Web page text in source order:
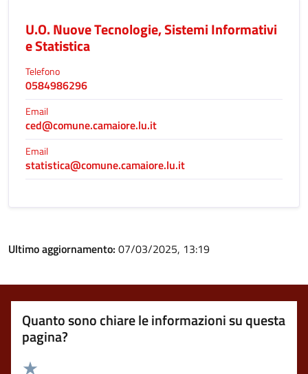
U.O. Nuove Tecnologie, Sistemi Informativi
e Statistica
Telefono
0584986296
Email
ced@comune.camaiore.lu.it
Email
statistica@comune.camaiore.lu.it
Ultimo aggiornamento: 07/03/2025, 13:19
Quanto sono chiare le informazioni su questa
pagina?